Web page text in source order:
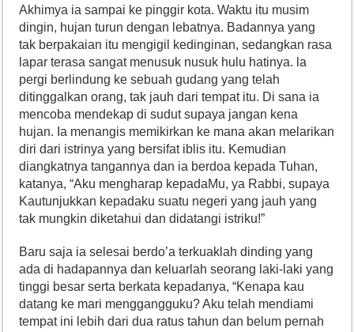
Akhimya ia sampai ke pinggir kota. Waktu itu musim
dingin, hujan turun dengan lebatnya. Badannya yang
tak berpakaian itu mengigil kedinginan, sedangkan rasa
lapar terasa sangat menusuk nusuk hulu hatinya. la
pergi berlindung ke sebuah gudang yang telah
ditinggalkan orang, tak jauh dari tempat itu. Di sana ia
mencoba mendekap di sudut supaya jangan kena
hujan. Ia menangis memikirkan ke mana akan melarikan
diri dari istrinya yang bersifat iblis itu. Kemudian
diangkatnya tangannya dan ia berdoa kepada Tuhan,
katanya, “Aku mengharap kepadaMu, ya Rabbi, supaya
Kautunjukkan kepadaku suatu negeri yang jauh yang
tak mungkin diketahui dan didatangi istriku!”
Baru saja ia selesai berdo’a terkuaklah dinding yang
ada di hadapannya dan keluarlah seorang laki-laki yang
tinggi besar serta berkata kepadanya, “Kenapa kau
datang ke mari menggangguku? Aku telah mendiami
tempat ini lebih dari dua ratus tahun dan belum pernah